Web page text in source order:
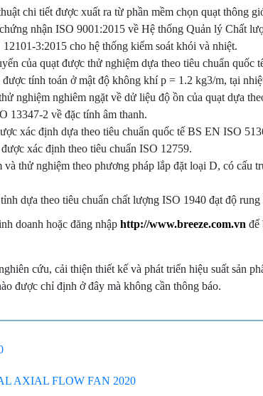
chi tiết được xuất ra từ phần mềm chọn quạt thông
nhận ISO 9001:2015 về Hệ thống Quản lý Chất
3:2015 cho hệ thống kiểm soát khói và nhiệt.
của quạt được thử nghiệm dựa theo tiêu chuẩn quốc
tính toán ở mật độ không khí p = 1.2 kg3/m, tại
nghiệm nghiêm ngặt về dử liệu độ ồn của quạt dựa
13347-2 về đặc tính âm thanh.
xác định dựa theo tiêu chuẩn quốc tế BS EN ISO
xác định theo tiêu chuẩn ISO 12759.
thử nghiệm theo phương pháp lắp đặt loại D, có cấu
dựa theo tiêu chuẩn chất lượng ISO 1940 đạt độ rung
doanh hoặc đăng nhập http://www.breeze.com.vn để
cứu, cải thiện thiết kế và phát triển hiệu suất sản
được chỉ định ở đây mà không cần thông báo.
AXIAL FLOW FAN 2020